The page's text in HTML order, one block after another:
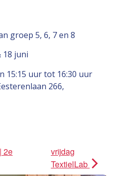
groep 5, 6, 7 en 8
18 juni
15:15 uur tot 16:30 uur
266,
2e
vrijdag
TextielLab